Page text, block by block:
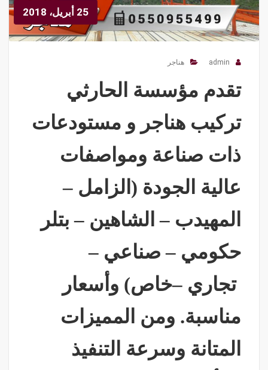
25 أبريل، 2018
admin هناجر
تقدم مؤسسة الحارثي
تركيب هناجر و مستودعات
ذات صناعة ومواصفات
عالية الجودة (الزامل –
المهيدب – الشاهين – بتلر
حكومي – صناعي –
تجاري –خاص) وأسعار
مناسبة. ومن المميزات
المتانة وسرعة التنفيذ